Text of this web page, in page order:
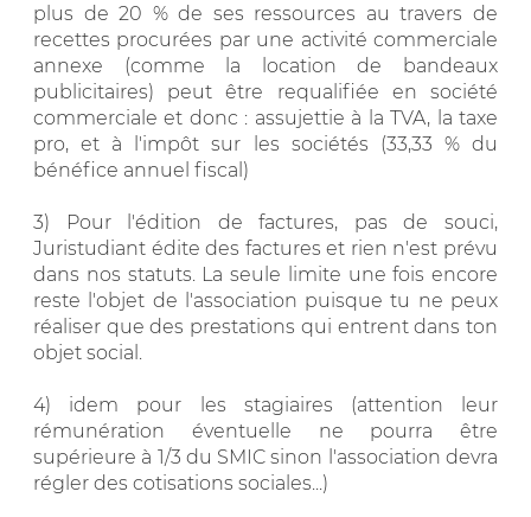
plus de 20 % de ses ressources au travers de
recettes procurées par une activité commerciale
annexe (comme la location de bandeaux
publicitaires) peut être requalifiée en société
commerciale et donc : assujettie à la TVA, la taxe
pro, et à l'impôt sur les sociétés (33,33 % du
bénéfice annuel fiscal)
3) Pour l'édition de factures, pas de souci,
Juristudiant édite des factures et rien n'est prévu
dans nos statuts. La seule limite une fois encore
reste l'objet de l'association puisque tu ne peux
réaliser que des prestations qui entrent dans ton
objet social.
4) idem pour les stagiaires (attention leur
rémunération éventuelle ne pourra être
supérieure à 1/3 du SMIC sinon l'association devra
régler des cotisations sociales...)